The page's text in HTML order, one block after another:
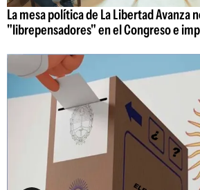
La mesa política de La Libertad Avanza
"librepensadores" en el Congreso e